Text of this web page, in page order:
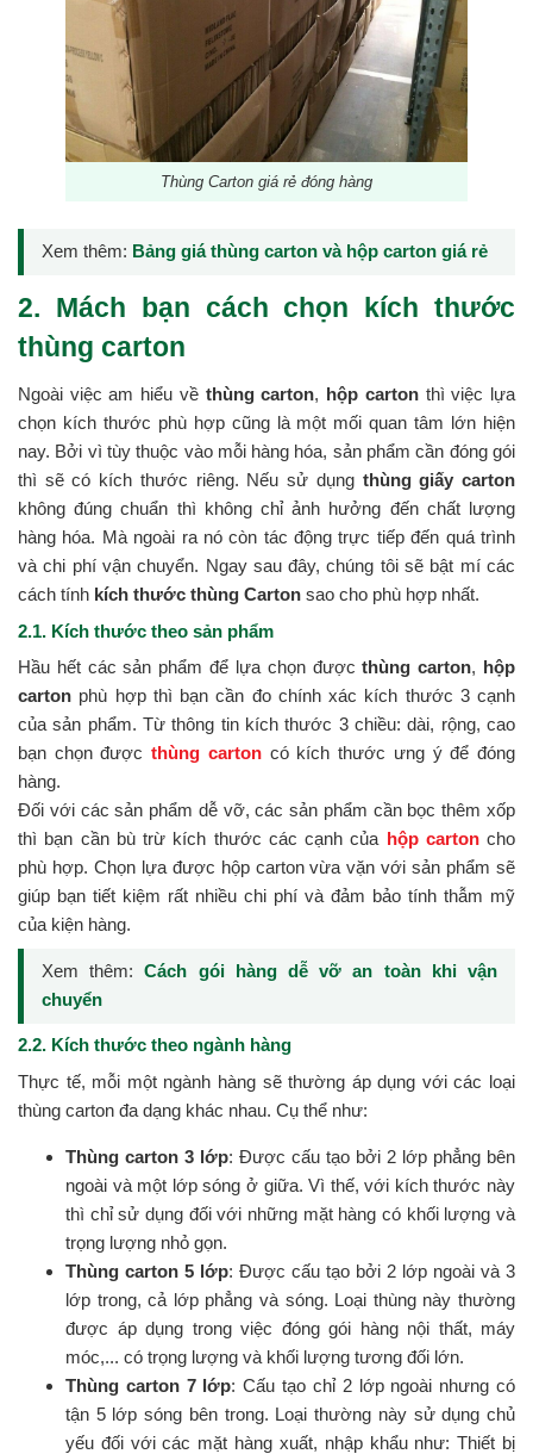
Thùng Carton giá rẻ đóng hàng
Xem thêm: Bảng giá thùng carton và hộp carton giá rẻ
2. Mách bạn cách chọn kích thước
thùng carton
Ngoài việc am hiểu về thùng carton, hộp cartonthì việc lựa
chọn kích thước phù hợp cũng là một mối quan tâm lớn hiện
nay. Bởi vì tùy thuộc vào mỗi hàng hóa, sản phẩm cần đóng gói
thì sẽ có kích thước riêng. Nếu sử dụng thùng giấy carton
không đúng chuẩn thì không chỉ ảnh hưởng đến chất lượng
hàng hóa. Mà ngoài ra nó còn tác động trực tiếp đến quá trình
và chi phí vận chuyển. Ngay sau đây, chúng tôi sẽ bật mí các
cách tính kích thước thùng Carton sao cho phù hợp nhất.
2.1. Kích thước theo sản phẩm
Hầu hết các sản phẩm để lựa chọn đượcthùng carton, hộp
carton phù hợp thì bạn cần đo chính xác kích thước 3 cạnh
của sản phẩm. Từ thông tin kích thước 3 chiều: dài, rộng, cao
bạn chọn đượcthùng cartoncó kích thước ưng ý để đóng
hàng.
Đối với các sản phẩm dễ vỡ, các sản phẩm cần bọc thêm xốp
thì bạn cần bù trừ kích thước các cạnh của hộp cartoncho
phù hợp. Chọn lựa được hộp carton vừa vặn với sản phẩm sẽ
giúp bạn tiết kiệm rất nhiều chi phí và đảm bảo tính thẫm mỹ
của kiện hàng.
Xem thêm:Cách gói hàng dễ vỡ an toàn khi vận
chuyển
2.2. Kích thước theo ngành hàng
Thực tế, mỗi một ngành hàng sẽ thường áp dụng với các loại
thùng carton đa dạng khác nhau. Cụ thể như:
Thùng carton 3 lớp: Được cấu tạo bởi 2 lớp phẳng bên
ngoài và một lớp sóng ở giữa. Vì thế, với kích thước này
thì chỉ sử dụng đối với những mặt hàng có khối lượng và
trọng lượng nhỏ gọn.
Thùng carton 5 lớp: Được cấu tạo bởi 2 lớp ngoài và 3
lớp trong, cả lớp phẳng và sóng. Loại thùng này thường
được áp dụng trong việc đóng gói hàng nội thất, máy
móc,... có trọng lượng và khối lượng tương đối lớn.
Thùng carton 7 lớp: Cấu tạo chỉ 2 lớp ngoài nhưng có
tận 5 lớp sóng bên trong. Loại thường này sử dụng chủ
yếu đối với các mặt hàng xuất, nhập khẩu như: Thiết bị